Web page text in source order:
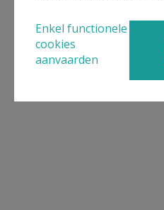
Enkel functionele
cookies
aanvaarden